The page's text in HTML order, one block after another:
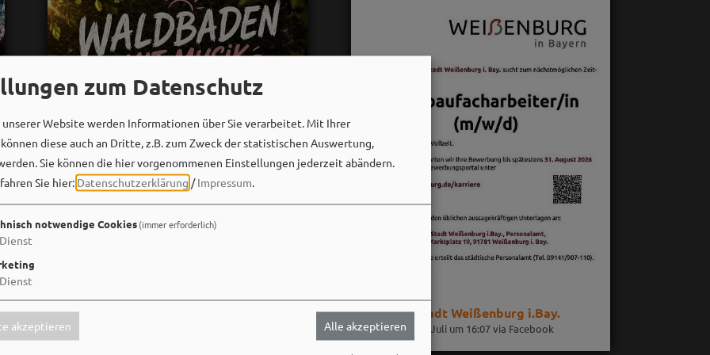
🌿 Wir zwei sind gedanklich schon mitten
im Bergwaldtheater – mit guter Musik,
Stadt Weißenburg i.Bay.
30. Juli um 16:07 via Facebook
zum Datenschutz
unserer Website werden Informationen über Sie verarbeitet. Mit Ihrer
diese auch an Dritte, z.B. zum Zweck der statistischen Auswertung,
Sie können die hier vorgenommenen Einstellungen jederzeit abändern.
Sie hier: Datenschutzerklärung /Impressum.
notwendige Cookies(immer erforderlich)
Dienst
Dienst
akzeptieren Alle akzeptieren